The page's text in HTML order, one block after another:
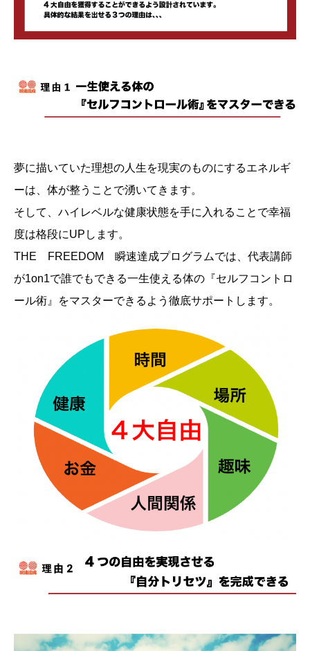
夢に描いていた理想の人生を現実のものにするエネルギ
ーは、体が整うことで湧いてきます。
そして、ハイレベルな健康状態を手に入れることで幸福
度は格段にUPします。
THE FREEDOM 瞬速達成プログラムでは、代表講師
が1on1で誰でもできる一生使える体の『セルフコントロ
ール術』をマスターできるよう徹底サポートします。